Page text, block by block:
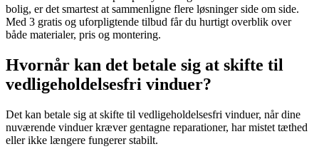
bolig, er det smartest at sammenligne flere løsninger side om side.
Med 3 gratis og uforpligtende tilbud får du hurtigt overblik over
både materialer, pris og montering.
Hvornår kan det betale sig at skifte til
vedligeholdelsesfri vinduer?
Det kan betale sig at skifte til vedligeholdelsesfri vinduer, når dine
nuværende vinduer kræver gentagne reparationer, har mistet tæthed
eller ikke længere fungerer stabilt.